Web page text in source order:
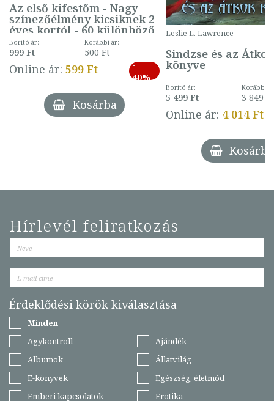
Az első kifestőm - Nagy
színezőélmény kicsiknek 2
éves kortól - 60 különböző
mintával (gombás)
Borító ár:
999 Ft
Korábbi ár:
500 Ft
Online ár: 599 Ft
-
40%
Kosárba
Leslie L. Lawrence
Sindzse és az Átkok
könyve
Borító ár:
5 499 Ft
Korábbi
3 849 Ft
Online ár: 4 014 Ft
Kosárba
Hírlevél feliratkozás
Érdeklődési körök kiválasztása
Minden
Agykontroll
Ajándék
Albumok
Állatvilág
E-könyvek
Egészség, életmód
Emberi kapcsolatok
Erotika